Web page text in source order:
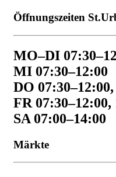
Öffnungszeiten
MO–DI
MI 07:30–12:00
DO
FR 07:30–12:00,
SA 07:00–14:00
Märkte